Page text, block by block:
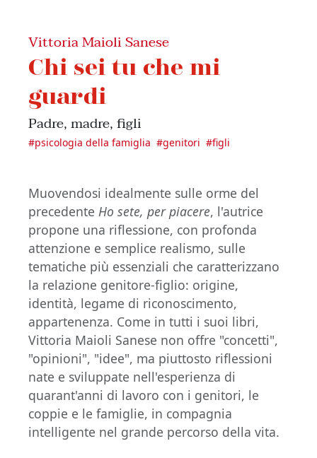
Vittoria Maioli Sanese
Chi sei tu che mi
guardi
Padre, madre, figli
#psicologia della famiglia #genitori #figli
Muovendosi idealmente sulle orme del
precedente Ho sete, per piacere, l'autrice
propone una riflessione, con profonda
attenzione e semplice realismo, sulle
tematiche più essenziali che caratterizzano
la relazione genitore-figlio: origine,
identità, legame di riconoscimento,
appartenenza. Come in tutti i suoi libri,
Vittoria Maioli Sanese non offre "concetti",
"opinioni", "idee", ma piuttosto riflessioni
nate e sviluppate nell'esperienza di
quarant'anni di lavoro con i genitori, le
coppie e le famiglie, in compagnia
intelligente nel grande percorso della vita.